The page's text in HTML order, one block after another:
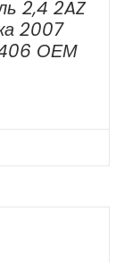
2,4 2AZ
2007
ОЕМ